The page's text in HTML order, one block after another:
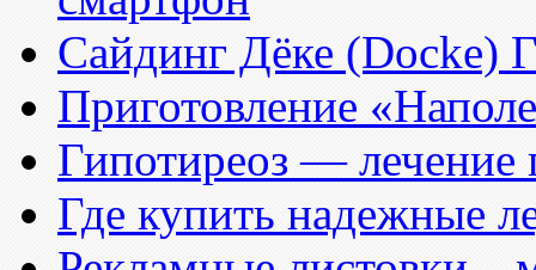
Cайдинг Дёке (Docke)
Приготовление
Гипотиреоз — лечение
Где купить надежные